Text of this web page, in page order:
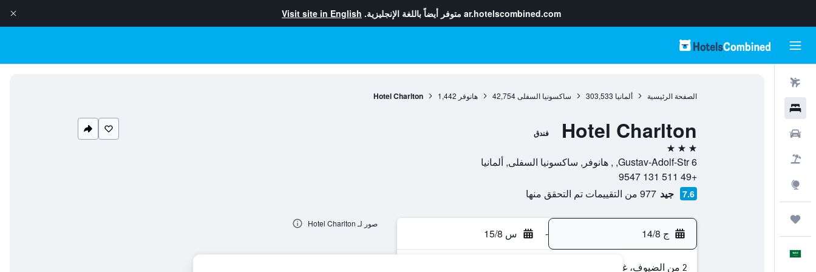
ar.hotelscombined.com متوفر أيضاً باللغة الإنجليزية. Visit site in English
الصفحة الرئيسية ألمانيا 303,533 ساكسونيا السفلى 42,754 هانوفر 1,442
Hotel Charlton
Hotel Charlton فندق
3 نجوم
Gustav-Adolf-Str 6, , هانوفر, ساكسونيا السفلى, ألمانيا
+49 511 131 9547
7.6 جيد 977 من التقييمات تم التحقق منها
ج 14/8 - س 15/8
2 من الضيوف، غرفة واحدة
صور لـ Hotel Charlton